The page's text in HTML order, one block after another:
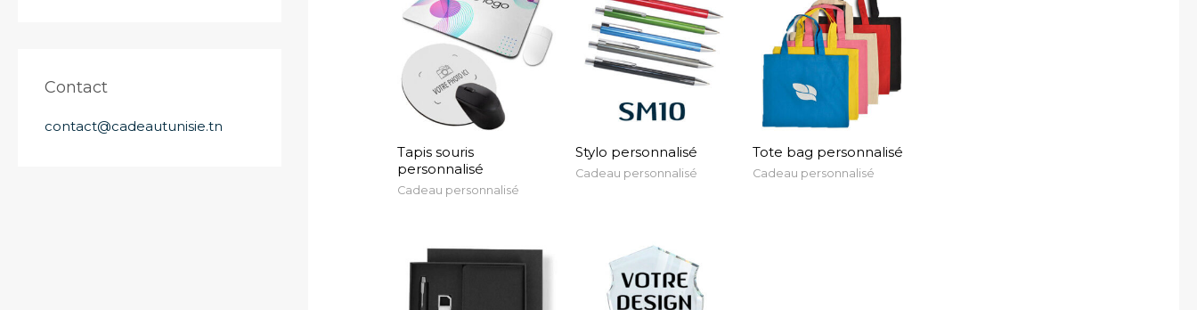
Contact
contact@cadeautunisie.tn
Tapis souris
personnalisé
Cadeau personnalisé
Stylo personnalisé
Cadeau personnalisé
Tote bag personnalisé
Cadeau personnalisé